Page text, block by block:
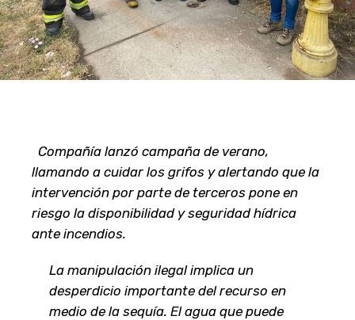
Compañía lanzó campaña de verano,
llamando a cuidar los grifos y alertando que la
intervención por parte de terceros pone en
riesgo la disponibilidad y seguridad hídrica
ante incendios.
La manipulación ilegal implica un
desperdicio importante del recurso en
medio de la sequía. El agua que puede